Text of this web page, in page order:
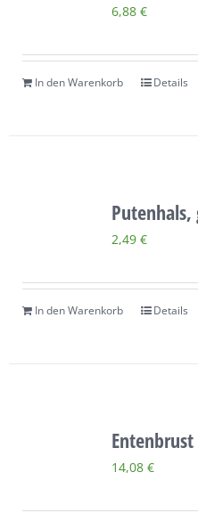
6,88 €
In den Warenkorb Details
Putenhals,
2,49 €
In den Warenkorb Details
14,08 €